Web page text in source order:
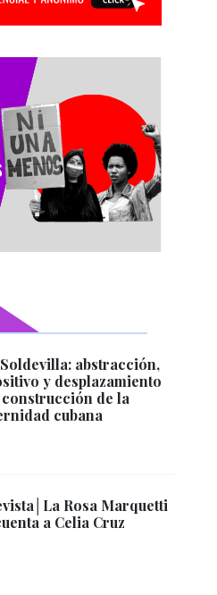
abstracción,
y desplazamiento
construcción de la
cubana
Rosa Marquetti
a Celia Cruz